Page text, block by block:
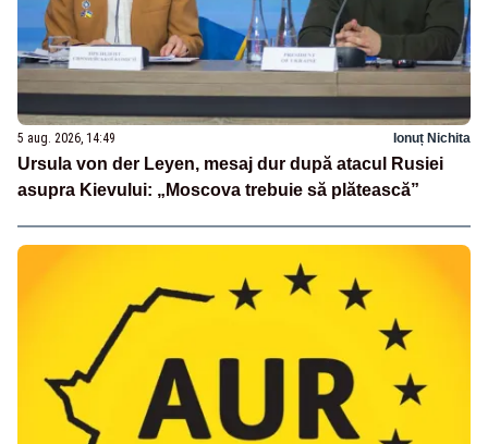
5 aug. 2026, 14:49 Ionuț Nichita
Ursula von der Leyen, mesaj dur după atacul Rusiei
asupra Kievului: „Moscova trebuie să plătească”